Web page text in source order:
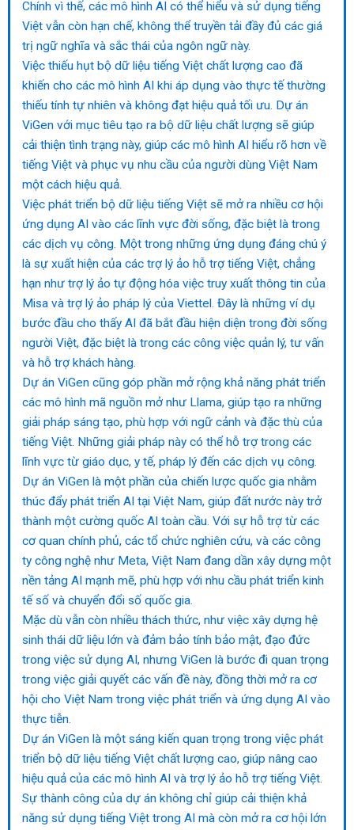
Chính vì thế, các mô hình AI có thể hiểu và sử dụng tiếng
Việt vẫn còn hạn chế, không thể truyền tải đầy đủ các giá
trị ngữ nghĩa và sắc thái của ngôn ngữ này.
Việc thiếu hụt bộ dữ liệu tiếng Việt chất lượng cao đã
khiến cho các mô hình AI khi áp dụng vào thực tế thường
thiếu tính tự nhiên và không đạt hiệu quả tối ưu. Dự án
ViGen với mục tiêu tạo ra bộ dữ liệu chất lượng sẽ giúp
cải thiện tình trạng này, giúp các mô hình AI hiểu rõ hơn về
tiếng Việt và phục vụ nhu cầu của người dùng Việt Nam
một cách hiệu quả.
Việc phát triển bộ dữ liệu tiếng Việt sẽ mở ra nhiều cơ hội
ứng dụng AI vào các lĩnh vực đời sống, đặc biệt là trong
các dịch vụ công. Một trong những ứng dụng đáng chú ý
là sự xuất hiện của các trợ lý ảo hỗ trợ tiếng Việt, chẳng
hạn như trợ lý ảo tự động hóa việc truy xuất thông tin của
Misa và trợ lý ảo pháp lý của Viettel. Đây là những ví dụ
bước đầu cho thấy AI đã bắt đầu hiện diện trong đời sống
người Việt, đặc biệt là trong các công việc quản lý, tư vấn
và hỗ trợ khách hàng.
Dự án ViGen cũng góp phần mở rộng khả năng phát triển
các mô hình mã nguồn mở như Llama, giúp tạo ra những
giải pháp sáng tạo, phù hợp với ngữ cảnh và đặc thù của
tiếng Việt. Những giải pháp này có thể hỗ trợ trong các
lĩnh vực từ giáo dục, y tế, pháp lý đến các dịch vụ công.
Dự án ViGen là một phần của chiến lược quốc gia nhằm
thúc đẩy phát triển AI tại Việt Nam, giúp đất nước này trở
thành một cường quốc AI toàn cầu. Với sự hỗ trợ từ các
cơ quan chính phủ, các tổ chức nghiên cứu, và các công
ty công nghệ như Meta, Việt Nam đang dần xây dựng một
nền tảng AI mạnh mẽ, phù hợp với nhu cầu phát triển kinh
tế số và chuyển đổi số quốc gia.
Mặc dù vẫn còn nhiều thách thức, như việc xây dựng hệ
sinh thái dữ liệu lớn và đảm bảo tính bảo mật, đạo đức
trong việc sử dụng AI, nhưng ViGen là bước đi quan trọng
trong việc giải quyết các vấn đề này, đồng thời mở ra cơ
hội cho Việt Nam trong việc phát triển và ứng dụng AI vào
thực tiễn.
Dự án ViGen là một sáng kiến quan trọng trong việc phát
triển bộ dữ liệu tiếng Việt chất lượng cao, giúp nâng cao
hiệu quả của các mô hình AI và trợ lý ảo hỗ trợ tiếng Việt.
Sự thành công của dự án không chỉ giúp cải thiện khả
năng sử dụng tiếng Việt trong AI mà còn mở ra cơ hội lớn